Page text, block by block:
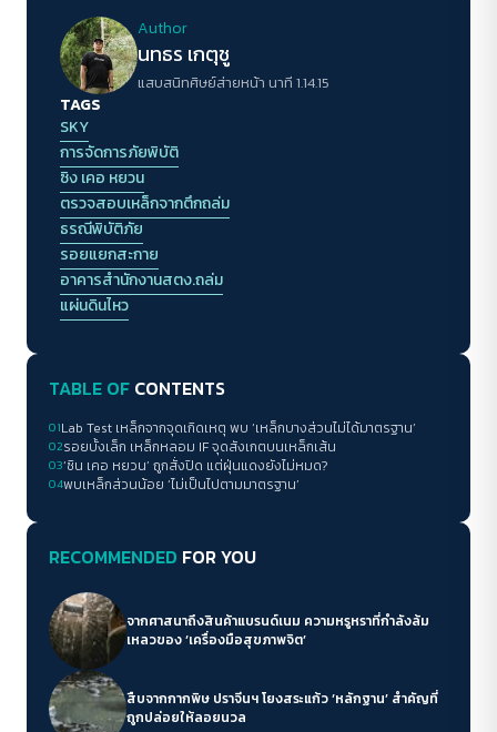
Author
นทธร เกตุชู
แสบสนิทศิษย์ส่ายหน้า นาที 1.14.15
TAGS
SKY
การจัดการภัยพิบัติ
ซิง เคอ หยวน
ตรวจสอบเหล็กจากตึกถล่ม
ธรณีพิบัติภัย
รอยแยกสะกาย
อาคารสำนักงานสตง.ถล่ม
แผ่นดินไหว
TABLE OF CONTENTS
01 Lab Test เหล็กจากจุดเกิดเหตุ พบ ‘เหล็กบางส่วนไม่ได้มาตรฐาน’
02รอยบั้งเล็ก เหล็กหลอม IF จุดสังเกตบนเหล็กเส้น
03‘ซิน เคอ หยวน’ ถูกสั่งปิด แต่ฝุ่นแดงยังไม่หมด?
04พบเหล็กส่วนน้อย ‘ไม่เป็นไปตามมาตรฐาน’
RECOMMENDED FOR YOU
จากศาสนาถึงสินค้าแบรนด์เนม ความหรูหราที่กำลังล้ม
เหลวของ ‘เครื่องมือสุขภาพจิต’
สืบจากกากพิษ ปราจีนฯ โยงสระแก้ว ‘หลักฐาน’ สำคัญที่
ถูกปล่อยให้ลอยนวล